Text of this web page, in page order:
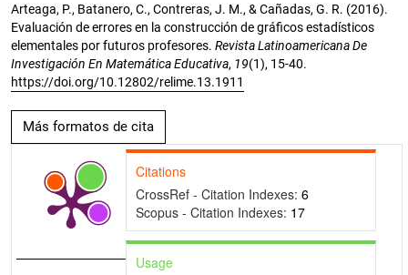
Arteaga, P., Batanero, C., Contreras, J. M., & Cañadas, G. R. (2016).
Evaluación de errores en la construcción de gráficos estadísticos
elementales por futuros profesores. Revista Latinoamericana De
Investigación En Matemática Educativa, 19(1), 15-40.
https://doi.org/10.12802/relime.13.1911
Más formatos de cita
Citations
CrossRef - Citation Indexes: 6
Scopus - Citation Indexes: 17
Usage